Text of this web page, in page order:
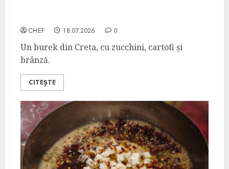
CHEF 18.07.2026 0
Un burek din Creta, cu zucchini, cartofi și
brânză.
CITEȘTE